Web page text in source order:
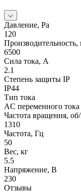
Давление, Pa
120
Производительность,
6500
Сила тока, А
2.1
Степень защиты IP
IP44
Тип тока
AC переменного тока
Частота вращения,
1310
Частота, Гц
50
Вес, кг
5.5
Напряжение, В
230
Отзывы